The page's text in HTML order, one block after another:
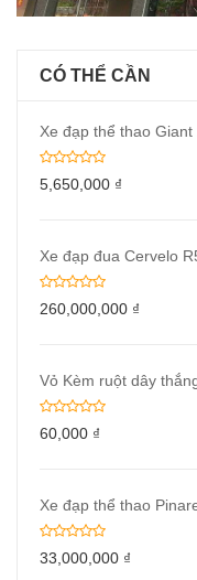
CÓ THỂ CẦN
Xe đạp thể thao
5,650,000 ₫
Xe đạp đua Cervelo
260,000,000 ₫
Vỏ Kèm ruột dây
60,000 ₫
Xe đạp thể thao
33,000,000 ₫